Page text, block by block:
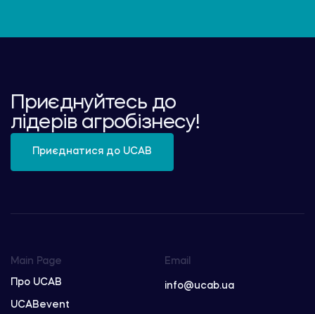
Приєднуйтесь до
лідерів агробізнесу!
Приєднатися до UCAB
Main Page
Про UCAB
UCABevent
Email
info@ucab.ua